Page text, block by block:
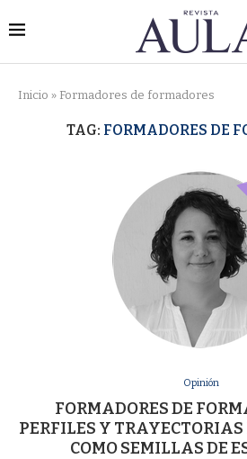
Inicio » Formadores de formadores
TAG: FORMADORES DE
Opinión
FORMADORES DE
PERFILES Y
COMO SEMILLAS DE